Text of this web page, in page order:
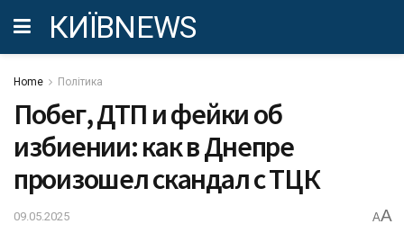
КИЇВNEWS
Home Політика
Побег, ДТП и фейки об
избиении: как в Днепре
произошел скандал с ТЦК
09.05.2025 AA